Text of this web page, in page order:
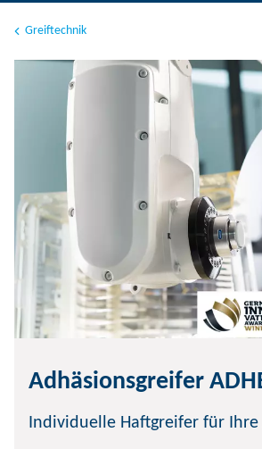
Greiftechnik
Adhäsionsgreifer
Individuelle Haftgreifer für